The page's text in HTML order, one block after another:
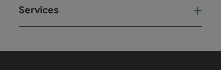
Services